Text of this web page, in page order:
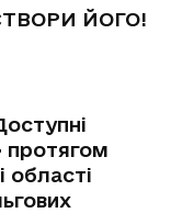
ЙОГО!
протягом
області